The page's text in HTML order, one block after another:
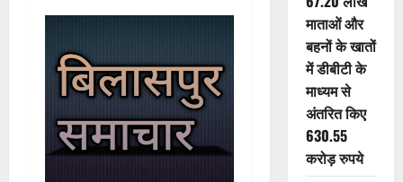
माताओं और
बहनों के खातों
में डीबीटी के
माध्यम से
अंतरित किए
630.55
करोड़ रुपये